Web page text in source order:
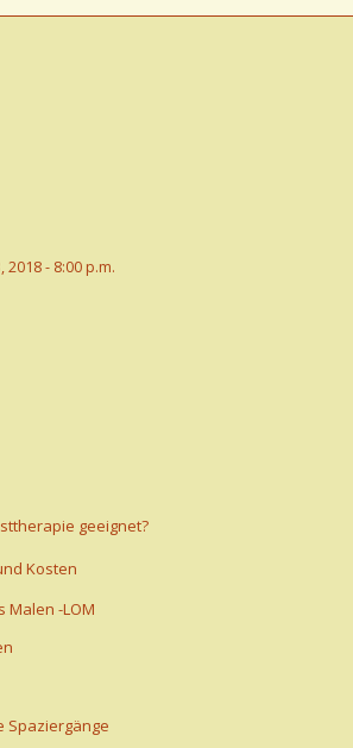
2018 - 8:00 p.m.
geeignet?
Kosten
Malen -LOM
Spaziergänge